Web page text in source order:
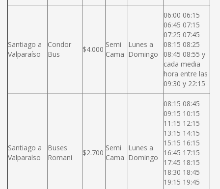
Santiago a
Valparaíso
Condor
Bus
$4.000
Semi
Cama
Lunes a
Domingo
06:00 06:15
06:45 07:15
07:25 07:45
08:15 08:25
08:45 08:55 y
cada media
hora entre las
09:30 y 22:15
Santiago a
Valparaíso
Buses
Romani
$2.700
Semi
Cama
Lunes a
Domingo
08:15 08:45
09:15 10:15
11:15 12:15
13:15 14:15
15:15 16:15
16:45 17:15
17:45 18:15
18:30 18:45
19:15 19:45